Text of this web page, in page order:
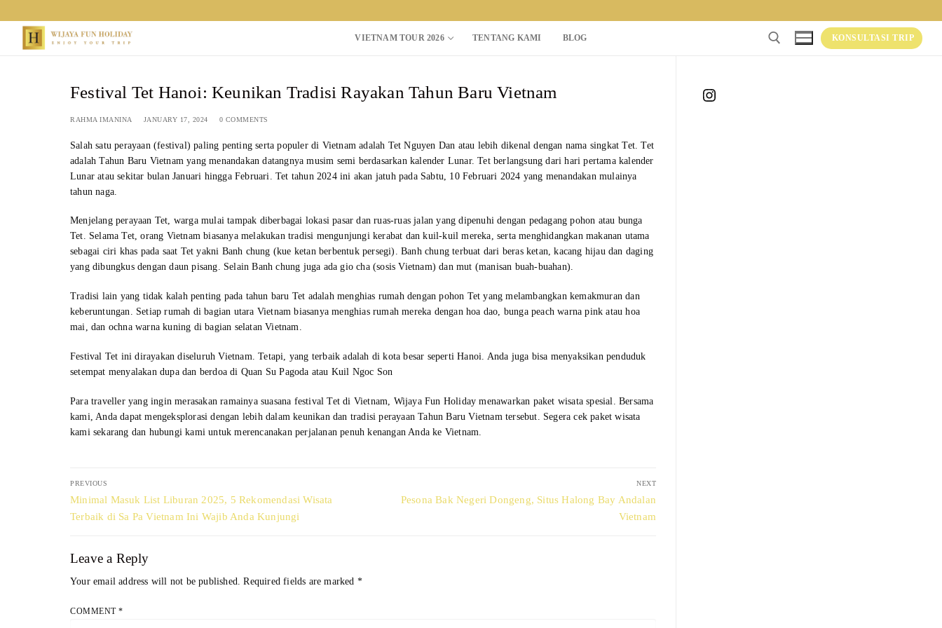
to
VIETNAM TOUR 2026 TENTANG KAMI BLOG KONSULTASI TRIP
Festival Tet Hanoi: Keunikan Tradisi Rayakan Tahun Baru Vietnam
RAHMA IMANINA JANUARY 17, 2024 0 COMMENTS
Salah satu perayaan (festival) paling penting serta populer di Vietnam adalah Tet Nguyen Dan atau lebih dikenal dengan nama singkat Tet. Tet
adalah Tahun Baru Vietnam yang menandakan datangnya musim semi berdasarkan kalender Lunar. Tet berlangsung dari hari pertama kalender
Lunar atau sekitar bulan Januari hingga Februari. Tet tahun 2024 ini akan jatuh pada Sabtu, 10 Februari 2024 yang menandakan mulainya
tahun naga.
Menjelang perayaan Tet, warga mulai tampak diberbagai lokasi pasar dan ruas-ruas jalan yang dipenuhi dengan pedagang pohon atau bunga
Tet. Selama Tet, orang Vietnam biasanya melakukan tradisi mengunjungi kerabat dan kuil-kuil mereka, serta menghidangkan makanan utama
sebagai ciri khas pada saat Tet yakni Banh chung (kue ketan berbentuk persegi). Banh chung terbuat dari beras ketan, kacang hijau dan daging
yang dibungkus dengan daun pisang. Selain Banh chung juga ada gio cha (sosis Vietnam) dan mut (manisan buah-buahan).
Tradisi lain yang tidak kalah penting pada tahun baru Tet adalah menghias rumah dengan pohon Tet yang melambangkan kemakmuran dan
keberuntungan. Setiap rumah di bagian utara Vietnam biasanya menghias rumah mereka dengan hoa dao, bunga peach warna pink atau hoa
mai, dan ochna warna kuning di bagian selatan Vietnam.
Festival Tet ini dirayakan diseluruh Vietnam. Tetapi, yang terbaik adalah di kota besar seperti Hanoi. Anda juga bisa menyaksikan penduduk
setempat menyalakan dupa dan berdoa di Quan Su Pagoda atau Kuil Ngoc Son
Para traveller yang ingin merasakan ramainya suasana festival Tet di Vietnam, Wijaya Fun Holiday menawarkan paket wisata spesial. Bersama
kami, Anda dapat mengeksplorasi dengan lebih dalam keunikan dan tradisi perayaan Tahun Baru Vietnam tersebut. Segera cek paket wisata
kami sekarang dan hubungi kami untuk merencanakan perjalanan penuh kenangan Anda ke Vietnam.
Post
navigation
PREVIOUS
Previous
post:
Minimal Masuk List Liburan 2025, 5 Rekomendasi Wisata
Terbaik di Sa Pa Vietnam Ini Wajib Anda Kunjungi
NEXT
Next
Pesona Bak Negeri Dongeng, Situs Halong Bay Andalan
Vietnam
Leave a Reply
Your email address will not be published. Required fields are marked *
COMMENT *
Instagram